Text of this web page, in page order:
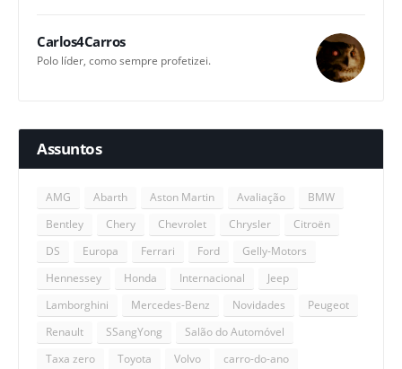
Carlos4Carros
Polo líder, como sempre profetizei.
Assuntos
AMG Abarth Aston Martin Avaliação
BMW
Bentley
Chery Chevrolet Chrysler
Citroën
DS
Europa Ferrari Ford
Gelly-Motors
Hennessey
Honda Internacional
Jeep
Lamborghini
Mercedes-Benz Novidades
Peugeot
Renault
SSangYong
Salão do Automóvel
Taxa zero
Toyota Volvo
carro-do-ano